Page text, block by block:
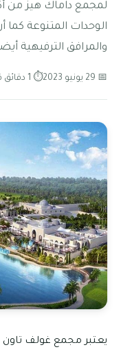
لمجمع داماك هيز من
الوحدات المتنوعة كما
والمرافق الترفيهية
📅 29 يونيو 2023 ⏱ 1 دقائق قراءة
يعتبر مجمع غولف تاون